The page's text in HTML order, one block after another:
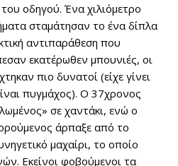
οδηγού. Ένα χιλιόμετρο
σταμάτησαν το ένα δίπλα
αντιπαράθεση που
εκατέρωθεν μπουνιές, οι
πιο δυνατοί (είχε γίνει
πυγμάχος). Ο 37χρονος
σε χαντάκι, ενώ ο
άρπαξε από το
μαχαίρι, το οποίο
Εκείνοι φοβούμενοι τα